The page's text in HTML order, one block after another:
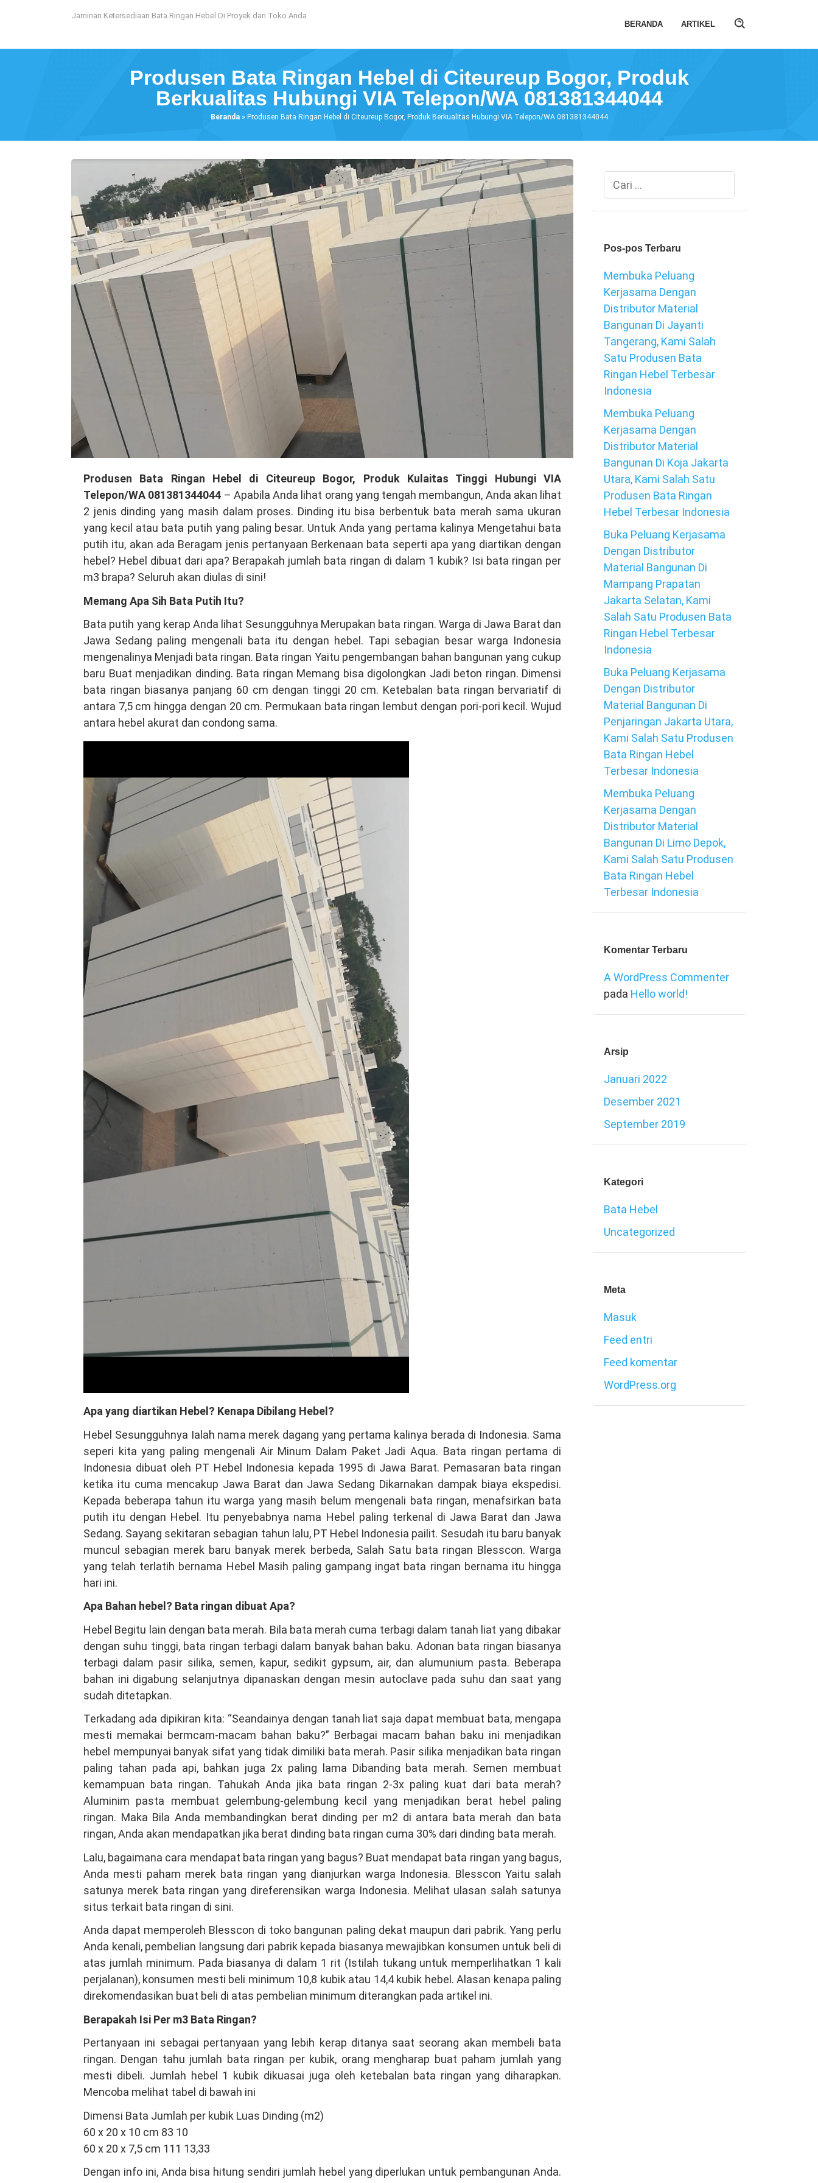
Jaminan Ketersediaan Bata Ringan Hebel Di Proyek dan Toko Anda
BERANDA
ARTIKEL
Produsen Bata Ringan Hebel di Citeureup Bogor, Produk
Berkualitas Hubungi VIA Telepon/WA 081381344044
Beranda» Produsen Bata Ringan Hebel di Citeureup Bogor, Produk Berkualitas Hubungi VIA Telepon/WA 081381344044
Produsen
Bata
Ringan
Hebel
di
Citeureup
Bogor,
Berkualitas
Hubungi
VIA
Telepon/WA
081381344044
Produsen Bata Ringan Hebel di Citeureup Bogor, Produk Kulaitas Tinggi Hubungi VIA
Telepon/WA 081381344044 – Apabila Anda lihat orang yang tengah membangun, Anda akan lihat
2 jenis dinding yang masih dalam proses. Dinding itu bisa berbentuk bata merah sama ukuran
yang kecil atau bata putih yang paling besar. Untuk Anda yang pertama kalinya Mengetahui bata
putih itu, akan ada Beragam jenis pertanyaan Berkenaan bata seperti apa yang diartikan dengan
hebel? Hebel dibuat dari apa? Berapakah jumlah bata ringan di dalam 1 kubik? Isi bata ringan per
m3 brapa? Seluruh akan diulas di sini!
Memang Apa Sih Bata Putih Itu?
Bata putih yang kerap Anda lihat Sesungguhnya Merupakan bata ringan. Warga di Jawa Barat dan
Jawa Sedang paling mengenali bata itu dengan hebel. Tapi sebagian besar warga Indonesia
mengenalinya Menjadi bata ringan. Bata ringan Yaitu pengembangan bahan bangunan yang cukup
baru Buat menjadikan dinding. Bata ringan Memang bisa digolongkan Jadi beton ringan. Dimensi
bata ringan biasanya panjang 60 cm dengan tinggi 20 cm. Ketebalan bata ringan bervariatif di
antara 7,5 cm hingga dengan 20 cm. Permukaan bata ringan lembut dengan pori-pori kecil. Wujud
antara hebel akurat dan condong sama.
Apa yang diartikan Hebel? Kenapa Dibilang Hebel?
Hebel Sesungguhnya Ialah nama merek dagang yang pertama kalinya berada di Indonesia. Sama
seperi kita yang paling mengenali Air Minum Dalam Paket Jadi Aqua. Bata ringan pertama di
Indonesia dibuat oleh PT Hebel Indonesia kepada 1995 di Jawa Barat. Pemasaran bata ringan
ketika itu cuma mencakup Jawa Barat dan Jawa Sedang Dikarnakan dampak biaya ekspedisi.
Kepada beberapa tahun itu warga yang masih belum mengenali bata ringan, menafsirkan bata
putih itu dengan Hebel. Itu penyebabnya nama Hebel paling terkenal di Jawa Barat dan Jawa
Sedang. Sayang sekitaran sebagian tahun lalu, PT Hebel Indonesia pailit. Sesudah itu baru banyak
muncul sebagian merek baru banyak merek berbeda, Salah Satu bata ringan Blesscon. Warga
yang telah terlatih bernama Hebel Masih paling gampang ingat bata ringan bernama itu hingga
hari ini.
Apa Bahan hebel? Bata ringan dibuat Apa?
Hebel Begitu lain dengan bata merah. Bila bata merah cuma terbagi dalam tanah liat yang dibakar
dengan suhu tinggi, bata ringan terbagi dalam banyak bahan baku. Adonan bata ringan biasanya
terbagi dalam pasir silika, semen, kapur, sedikit gypsum, air, dan alumunium pasta. Beberapa
bahan ini digabung selanjutnya dipanaskan dengan mesin autoclave pada suhu dan saat yang
sudah ditetapkan.
Terkadang ada dipikiran kita: “Seandainya dengan tanah liat saja dapat membuat bata, mengapa
mesti memakai bermcam-macam bahan baku?” Berbagai macam bahan baku ini menjadikan
hebel mempunyai banyak sifat yang tidak dimiliki bata merah. Pasir silika menjadikan bata ringan
paling tahan pada api, bahkan juga 2x paling lama Dibanding bata merah. Semen membuat
kemampuan bata ringan. Tahukah Anda jika bata ringan 2-3x paling kuat dari bata merah?
Aluminim pasta membuat gelembung-gelembung kecil yang menjadikan berat hebel paling
ringan. Maka Bila Anda membandingkan berat dinding per m2 di antara bata merah dan bata
ringan, Anda akan mendapatkan jika berat dinding bata ringan cuma 30% dari dinding bata merah.
Lalu, bagaimana cara mendapat bata ringan yang bagus? Buat mendapat bata ringan yang bagus,
Anda mesti paham merek bata ringan yang dianjurkan warga Indonesia. Blesscon Yaitu salah
satunya merek bata ringan yang direferensikan warga Indonesia. Melihat ulasan salah satunya
situs terkait bata ringan di sini.
Anda dapat memperoleh Blesscon di toko bangunan paling dekat maupun dari pabrik. Yang perlu
Anda kenali, pembelian langsung dari pabrik kepada biasanya mewajibkan konsumen untuk beli di
atas jumlah minimum. Pada biasanya di dalam 1 rit (Istilah tukang untuk memperlihatkan 1 kali
perjalanan), konsumen mesti beli minimum 10,8 kubik atau 14,4 kubik hebel. Alasan kenapa paling
direkomendasikan buat beli di atas pembelian minimum diterangkan pada artikel ini.
Berapakah Isi Per m3 Bata Ringan?
Pertanyaan ini sebagai pertanyaan yang lebih kerap ditanya saat seorang akan membeli bata
ringan. Dengan tahu jumlah bata ringan per kubik, orang mengharap buat paham jumlah yang
mesti dibeli. Jumlah hebel 1 kubik dikuasai juga oleh ketebalan bata ringan yang diharapkan.
Mencoba melihat tabel di bawah ini
Dimensi Bata Jumlah per kubik Luas Dinding (m2)
60 x 20 x 10 cm 83 10
60 x 20 x 7,5 cm 111 13,33
Dengan info ini, Anda bisa hitung sendiri jumlah hebel yang diperlukan untuk pembangunan Anda.
Cari
untuk:
Pos-pos Terbaru
Membuka Peluang
Kerjasama Dengan
Distributor Material
Bangunan Di Jayanti
Tangerang, Kami Salah
Satu Produsen Bata
Ringan Hebel Terbesar
Indonesia
Membuka Peluang
Kerjasama Dengan
Distributor Material
Bangunan Di Koja Jakarta
Utara, Kami Salah Satu
Produsen Bata Ringan
Hebel Terbesar Indonesia
Buka Peluang Kerjasama
Dengan Distributor
Material Bangunan Di
Mampang Prapatan
Jakarta Selatan, Kami
Salah Satu Produsen Bata
Ringan Hebel Terbesar
Indonesia
Buka Peluang Kerjasama
Dengan Distributor
Material Bangunan Di
Penjaringan Jakarta Utara,
Kami Salah Satu Produsen
Bata Ringan Hebel
Terbesar Indonesia
Membuka Peluang
Kerjasama Dengan
Distributor Material
Bangunan Di Limo Depok,
Kami Salah Satu Produsen
Bata Ringan Hebel
Terbesar Indonesia
Komentar Terbaru
A WordPress Commenter
pada Hello world!
Arsip
Januari 2022
Desember 2021
September 2019
Kategori
Bata Hebel
Uncategorized
Meta
Masuk
Feed entri
Feed komentar
WordPress.org